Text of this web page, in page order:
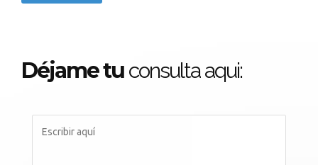
Déjame tu consulta aqui: